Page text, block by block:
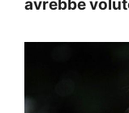
avrebbe